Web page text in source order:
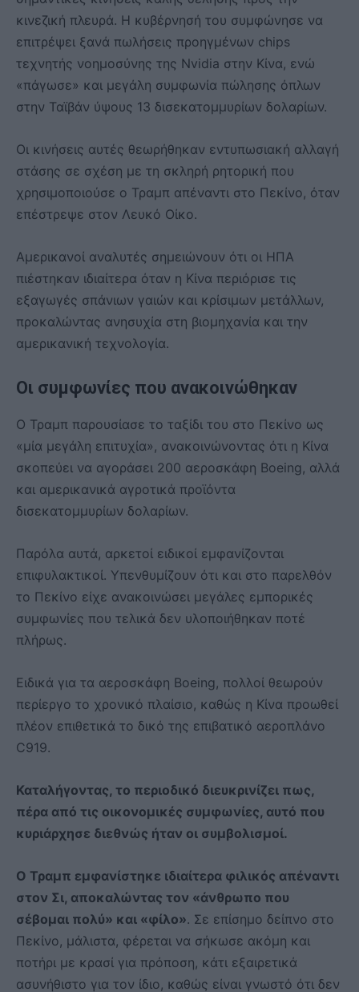
κινεζική πλευρά. Η κυβέρνησή του συμφώνησε να
επιτρέψει ξανά πωλήσεις προηγμένων chips
τεχνητής νοημοσύνης της Nvidia στην Κίνα, ενώ
«πάγωσε» και μεγάλη συμφωνία πώλησης όπλων
στην Ταϊβάν ύψους 13 δισεκατομμυρίων δολαρίων.
Οι κινήσεις αυτές θεωρήθηκαν εντυπωσιακή αλλαγή
στάσης σε σχέση με τη σκληρή ρητορική που
χρησιμοποιούσε ο Τραμπ απέναντι στο Πεκίνο, όταν
επέστρεψε στον Λευκό Οίκο.
Αμερικανοί αναλυτές σημειώνουν ότι οι ΗΠΑ
πιέστηκαν ιδιαίτερα όταν η Κίνα περιόρισε τις
εξαγωγές σπάνιων γαιών και κρίσιμων μετάλλων,
προκαλώντας ανησυχία στη βιομηχανία και την
αμερικανική τεχνολογία.
Οι συμφωνίες που ανακοινώθηκαν
Ο Τραμπ παρουσίασε το ταξίδι του στο Πεκίνο ως
«μία μεγάλη επιτυχία», ανακοινώνοντας ότι η Κίνα
σκοπεύει να αγοράσει 200 αεροσκάφη Boeing, αλλά
και αμερικανικά αγροτικά προϊόντα
δισεκατομμυρίων δολαρίων.
Παρόλα αυτά, αρκετοί ειδικοί εμφανίζονται
επιφυλακτικοί. Υπενθυμίζουν ότι και στο παρελθόν
το Πεκίνο είχε ανακοινώσει μεγάλες εμπορικές
συμφωνίες που τελικά δεν υλοποιήθηκαν ποτέ
πλήρως.
Ειδικά για τα αεροσκάφη Boeing, πολλοί θεωρούν
περίεργο το χρονικό πλαίσιο, καθώς η Κίνα προωθεί
πλέον επιθετικά το δικό της επιβατικό αεροπλάνο
C919.
Καταλήγοντας, το περιοδικό διευκρινίζει πως,
πέρα από τις οικονομικές συμφωνίες, αυτό που
κυριάρχησε διεθνώς ήταν οι συμβολισμοί.
Ο Τραμπ εμφανίστηκε ιδιαίτερα φιλικός απέναντι
στον Σι, αποκαλώντας τον «άνθρωπο που
σέβομαι πολύ» και «φίλο». Σε επίσημο δείπνο στο
Πεκίνο, μάλιστα, φέρεται να σήκωσε ακόμη και
ποτήρι με κρασί για πρόποση, κάτι εξαιρετικά
ασυνήθιστο για τον ίδιο, καθώς είναι γνωστό ότι δεν